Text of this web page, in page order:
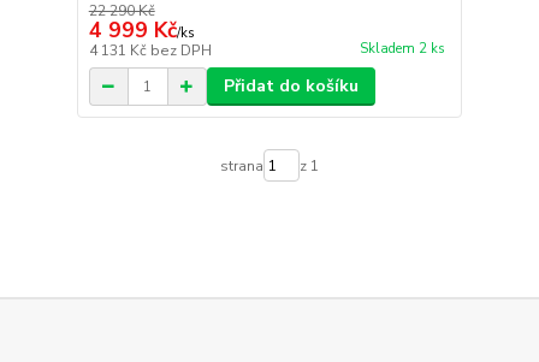
22 290 Kč
4 999 Kč/ks
4 131 Kč bez DPH Skladem 2 ks
Přidat do košíku
strana z 1